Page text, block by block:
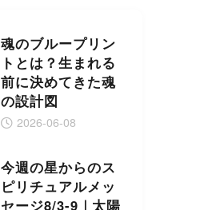
魂のブループリン
トとは？生まれる
前に決めてきた魂
の設計図
2026-06-08
今週の星からのス
ピリチュアルメッ
セージ8/3-9｜太陽